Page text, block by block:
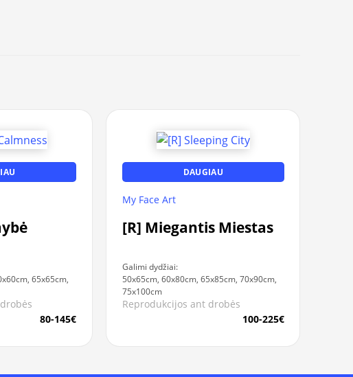
65x65cm,
80-145€
DAUGIAU
My Face Art
[R] Miegantis Miestas
Galimi dydžiai:
50x65cm, 60x80cm, 65x85cm, 70x90cm,
75x100cm
Reprodukcijos ant drobės
100-225€